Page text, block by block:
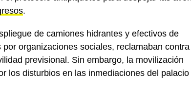
.
de camiones hidrantes y efectivos de
organizaciones sociales, reclamaban contra
previsional. Sin embargo, la movilización
los disturbios en las inmediaciones del palacio